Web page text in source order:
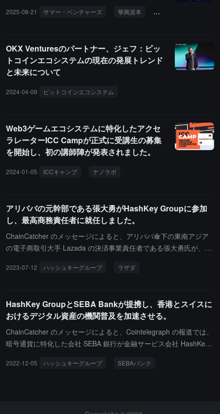
スボーダー、プログラム可能な支払いを支えることにより、そのよ
などのシナリオと協調効果を形成し、香港がグローバルなデジタル
資産およびデジタル金融システムの進化においてより重要な地位を
占めることを助けると提案しました。彼はまた、HashKeyの取引プ
ラットフォームがオープンでコンプライアンスを遵守する原則を守
り、規制要件を満たすステーブルコインの発行主体および関連製品
発行者との実質的な協力の議論を積極的に進めており、香港でコン
プライアンスを遵守して発行を計画しているステーブルコイン機関
との協力を歓迎しています。香港のデジタル資産市場の核心的な参
加者として、HashKeyは既存のライセンスコンプライアンスシステ
ム、法定通貨のチャネル、および業界資源を活用して、コンプライ
援し、業界エコシステムの秩序ある発展を促進します。
2025-08-21 サマー・ベンチャーズ 華興資本 ポリヘドラエコシステ
OKX Venturesのパートナー、ジェフ：ビッ
トコインエコシステムの現在の発展トレンド
と未来について
2024-04-09 ビットコインエコシステム
Web3ゲームエコシステムに特化したアクセ
ラレーターICC Campが正式に受講生の募集
を開始し、初の講師陣が発表されました。
2024-01-05 ICCキャンプ ナノラボ
アリババの元幹部である張大勇がHashKey Groupに参加
し、最高商務責任者に就任しました。
ChainCatcher のメッセージによると、アリババ傘下の東南アジア
の電子商取引大手 Lazada の決済事業責任者である張大勇氏が、香
て参加した。情報によれば、Hashkey Group はアジア最大の暗号
暗号取引プラットフォームの一つである。張大勇氏の参加は、また
一人のインターネット大手企業の幹部が正式に Web3 分野に進出す
ることを意味する。張大勇氏はインターネット決済分野で豊富な業
務経験を持っている。アリババの子会社 Lazada に参加する前は、
職を務めていた。彼は 2008 年に Alipay に参加し、東南アジア地域
2023-07-12 ハッシュキーグループ ラザダ
HashKey GroupとSEBA Bankが提携し、香港とスイスに
おけるデジタル資産の機関普及を加速させる。
ChainCatcher のメッセージによると、Cointelegraph の報道では、
暗号通貨に特化した会社 SEBA 銀行が金融サービス会社 HashKey
ジタル資産の機関普及を加速させることを発表しました。HashKey
2022-12-05 ハッシュキーグループ SEBAバンク